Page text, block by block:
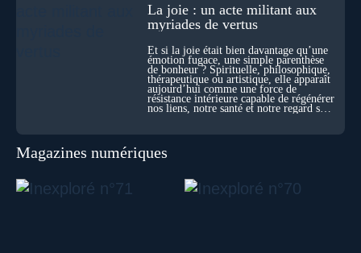
La joie : un acte militant aux
myriades de vertus
Et si la joie était bien davantage qu’une
émotion fugace, une simple parenthèse
de bonheur ? Spirituelle, philosophique,
thérapeutique ou artistique, elle apparaît
aujourd’hui comme une force de
résistance intérieure capable de régénérer
nos liens, notre santé et notre regard sur
Magazines numériques